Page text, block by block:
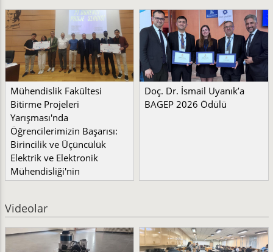
Mühendislik Fakültesi
Bitirme Projeleri
Yarışması'nda
Öğrencilerimizin Başarısı:
Birincilik ve Üçüncülük
Elektrik ve Elektronik
Mühendisliği'nin
Doç. Dr. İsmail Uyanık’a
BAGEP 2026 Ödülü
Videolar